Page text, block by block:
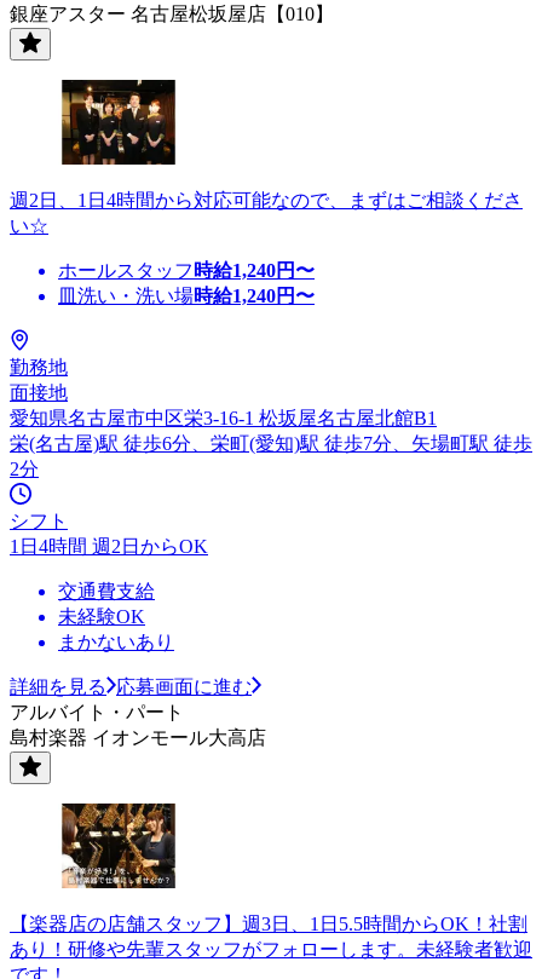
銀座アスター 名古屋松坂屋店【010】
週2日、1日4時間から対応可能なので、まずはご相談くださ
い☆
ホールスタッフ 時給1,240円〜
皿洗い・洗い場時給1,240円〜
勤務地
面接地
愛知県名古屋市中区栄3-16-1 松坂屋名古屋北館B1
栄(名古屋)駅 徒歩6分、栄町(愛知)駅 徒歩7分、矢場町駅 徒歩
2分
シフト
1日4時間 週2日からOK
交通費支給
未経験OK
まかないあり
詳細を見る
応募画面に進む
アルバイト・パート
島村楽器 イオンモール大高店
【楽器店の店舗スタッフ】週3日、1日5.5時間からOK！社割
あり！研修や先輩スタッフがフォローします。未経験者歓迎
です！